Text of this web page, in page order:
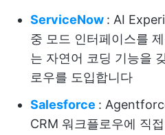
ServiceNow : AI
중 모드 인터페이스를
는 자연어 코딩 기능을
로우를 도입합니다
Salesforce :
CRM 워크플로우에 직